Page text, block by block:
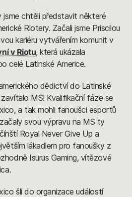
jsme chtěli představit některé
Riotery. Začali jsme Priscilou
kariéru vytvářením komunit v
v Riotu, která ukázala
celé Latinské Americe.
dědictví do Latinské
MS! Kvalifikační fáze se
a tak mohli fanoušci esportů
svou výpravu na MS ty
Royal Never Give Up a
lákadlem pro fanoušky z
Isurus Gaming, vítězové
šli do organizace událostí